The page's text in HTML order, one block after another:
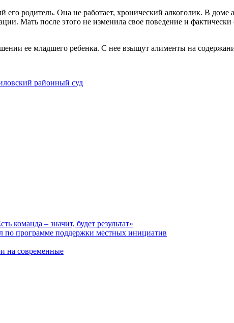
его родитель. Она не работает, хронический алкоголик. В
Мать после этого не изменила свое поведение и
ее младшего ребенка. С нее взыщут алименты на
районный суд
– значит, будет результат»
по программе поддержки местных инициатив
на современные